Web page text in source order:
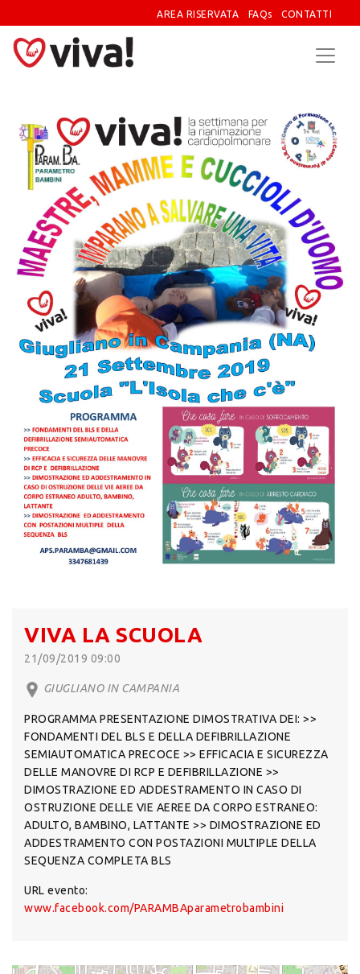
AREA RISERVATA FAQs CONTATTI
VIVA LA SCUOLA
21/09/2019 09:00
GIUGLIANO IN CAMPANIA
PROGRAMMA PRESENTAZIONE DIMOSTRATIVA DEI: >>
FONDAMENTI DEL BLS E DELLA DEFIBRILLAZIONE
SEMIAUTOMATICA PRECOCE >> EFFICACIA E SICUREZZA
DELLE MANOVRE DI RCP E DEFIBRILLAZIONE >>
DIMOSTRAZIONE ED ADDESTRAMENTO IN CASO DI
OSTRUZIONE DELLE VIE AEREE DA CORPO ESTRANEO:
ADULTO, BAMBINO, LATTANTE >> DIMOSTRAZIONE ED
ADDESTRAMENTO CON POSTAZIONI MULTIPLE DELLA
SEQUENZA COMPLETA BLS
URL evento:
www.facebook.com/PARAMBAparametrobambini